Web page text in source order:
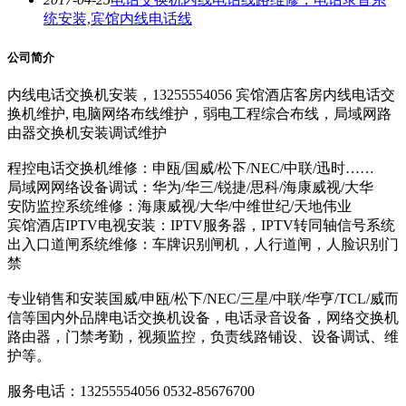
统安装,宾馆内线电话线
公司简介
内线电话交换机安装，13255554056 宾馆酒店客房内线电话交
换机维护, 电脑网络布线维护，弱电工程综合布线，局域网路
由器交换机安装调试维护
程控电话交换机维修：申瓯/国威/松下/NEC/中联/迅时……
局域网网络设备调试：华为/华三/锐捷/思科/海康威视/大华
安防监控系统维修：海康威视/大华/中维世纪/天地伟业
宾馆酒店IPTV电视安装：IPTV服务器，IPTV转同轴信号系统
出入口道闸系统维修：车牌识别闸机，人行道闸，人脸识别门
禁
专业销售和安装国威/申瓯/松下/NEC/三星/中联/华亨/TCL/威而
信等国内外品牌电话交换机设备，电话录音设备，网络交换机
路由器，门禁考勤，视频监控，负责线路铺设、设备调试、维
护等。
服务电话：13255554056 0532-85676700